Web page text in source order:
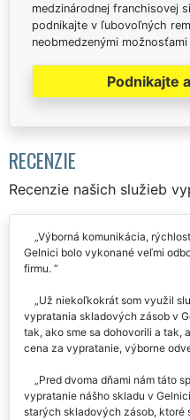
medzinárodnej franchisovej
podnikajte v ľubovoľných
neobmedzenými
Podnikajte
RECENZIE
Recenzie našich služieb
Výborná komunikácia,
Gelnici bolo vykonané veľmi
firmu.
Už niekoľkokrát som využil
vypratania skladových zásob v
tak, ako sme sa dohovorili a tak,
cena za vypratanie, výborne
Pred dvoma dňami nám táto
vypratanie nášho skladu v
starých skladových zásob, ktoré